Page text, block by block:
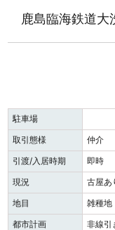
鹿島臨海鉄道大
駐車場
取引態様
仲介
引渡/入居時期
即時
現況
古屋あ
地目
雑種地
都市計画
非線引